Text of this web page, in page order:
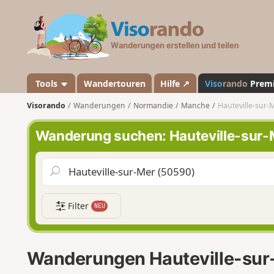
a
n
d
o
Tools Wandertouren Hilfe ↗ Visorando
Visorando Wanderungen Normandie Manche Hauteville-sur-
Wanderung suchen: Hauteville-sur-
Filter NEU
Wanderungen Hauteville-